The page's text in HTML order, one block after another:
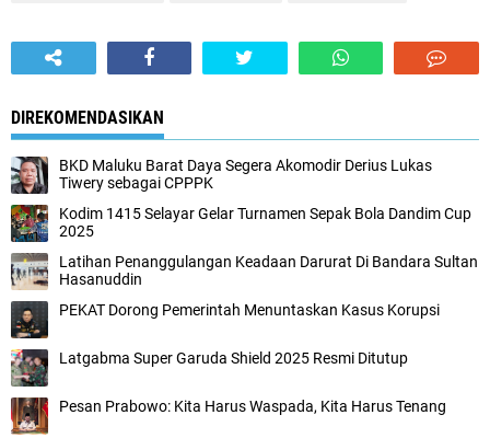
DIREKOMENDASIKAN
BKD Maluku Barat Daya Segera Akomodir Derius Lukas
Tiwery sebagai CPPPK
Kodim 1415 Selayar Gelar Turnamen Sepak Bola Dandim Cup
2025
Latihan Penanggulangan Keadaan Darurat Di Bandara Sultan
Hasanuddin
PEKAT Dorong Pemerintah Menuntaskan Kasus Korupsi
Latgabma Super Garuda Shield 2025 Resmi Ditutup
Pesan Prabowo: Kita Harus Waspada, Kita Harus Tenang